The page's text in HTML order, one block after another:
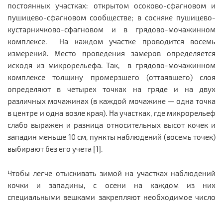
постоянных участках: открытом осоково-сфагновом и
пушицево-сфагновом сообществе; в сосняке пушицево-
кустарничково-сфагновом и в грядово-мочажинном
комплексе. На каждом участке проводится восемь
измерений. Место проведения замеров определяется
исходя из микрорельефа. Так, в грядово-мочажинном
ком­плексе толщину промерзшего (оттаявшего) слоя
определяют в четырех точках на гряде и на двух
различных мочажинах (в каждой мочажине — одна точка
в центре и одна возле края). На участках, где микрорельеф
слабо выражен и разница относительных высот кочек и
западин меньше 10 см, пункты наблюдений (восемь точек)
выбирают без его учета [1].
Чтобы легче отыскивать зимой на участках наблюдений
кочки и западины, с осени на каждом из них
специальными вешками закрепляют необходимое число